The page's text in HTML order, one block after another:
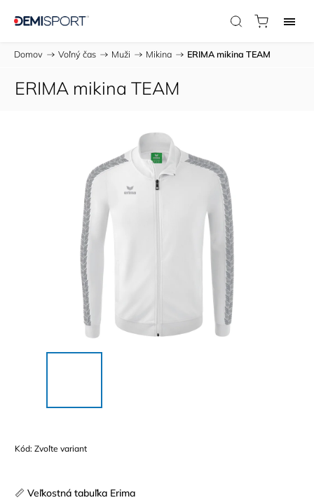
Domov / Voľný čas / Muži / Mikina / ERIMA mikina TEAM
ERIMA mikina TEAM
Kód: Zvoľte variant
📏 Veľkostná tabuľka Erima